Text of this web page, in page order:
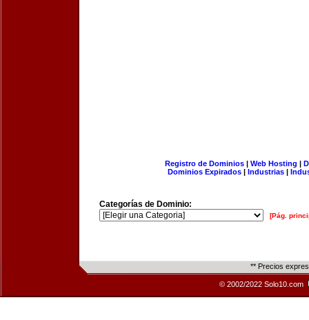
Registro de Dominios| Web Hosting |
Dominios Expirados | Industrias |
Categorías de Dominio:
[Pág.
** Precios
© 2002/2022 Solo10.com